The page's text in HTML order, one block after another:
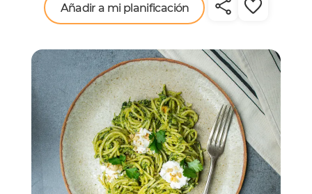
Añadir a mi planificación